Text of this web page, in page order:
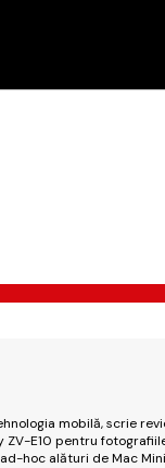
mobilă, scrie
ZV-E10 pentru
hoc alături de Mac